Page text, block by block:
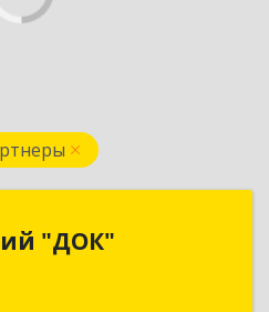
"ДОК"
компаний "ДОК"
Киров г, Горького ул,